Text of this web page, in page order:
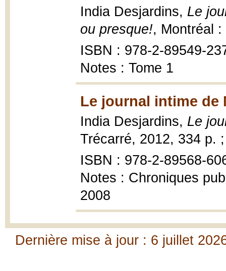
India Desjardins, Le
ou presque!, Montréal
ISBN : 978-2-89549-
Notes : Tome 1
Le journal intime de
India Desjardins, Le
Trécarré, 2012, 334 p.
ISBN : 978-2-89568-
Notes : Chroniques
2008
Dernière mise à jour : 6 juillet